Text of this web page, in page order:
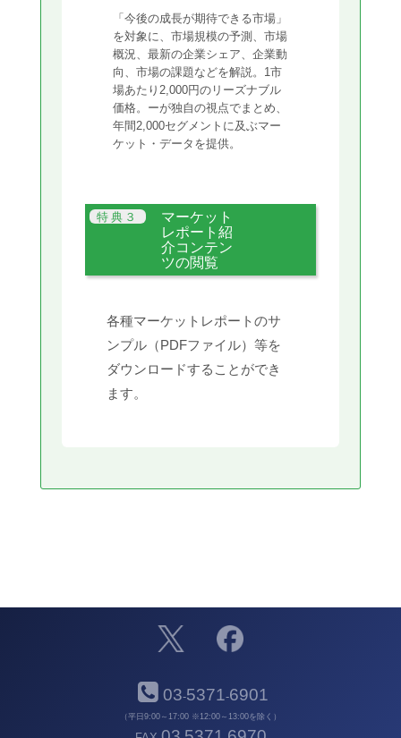
「今後の成長が期待できる市場」
を対象に、市場規模の予測、市場
概況、最新の企業シェア、企業動
向、市場の課題などを解説。1市
場あたり2,000円のリーズナブル
価格。ーが独自の視点でまとめ、
年間2,000セグメントに及ぶマー
ケット・データを提供。
マーケット
レポート紹
介コンテン
ツの閲覧
各種マーケットレポートのサ
ンプル（PDFファイル）等を
ダウンロードすることができ
ます。
03-5371-6901
（平日9:00～17:00 ※12:00～13:00を除く）